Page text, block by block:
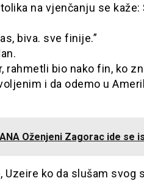
na vjenčanju se
biva. sve finije.”
rahmetli bio nako fin, ko
i da odemo u
Oženjeni Zagorac ide se
Uzeire ko da slušam svog